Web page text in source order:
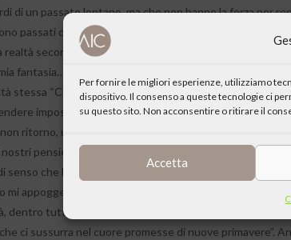
Per fornire le migliori esperienze, utilizziamo
dispositivo. Il consenso a queste tecnologie ci
su questo sito. Non acconsentire o ritirare il
Accetta
di un passato lontano, ma che non hanno la forza per
passati qualcuno per poter chiacchierare…” Dall’altra
secondo la propria misura ma che, inevitabilmente,
fantasia…”
stessa “Chiudo gli occhi e s’affollano i ricordi… adesso
impossibile all’uomo vivere il presente in tutte le
ritorno, un diabolico corto circuito a cui si può solo
pensieri e ci viene donata per sperimentare che la
senso che la sottende.
appoggerà con lo sbadiglio del primo fiore sul prato
dentro tutte le sue bellezze e contraddizioni, seguendo il
ci sussurra nel cuore promesse di nuove primavere”.